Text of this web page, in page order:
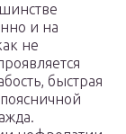
и на
не
быстрая